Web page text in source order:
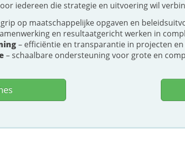
iedereen die strategie en uitvoering wil
op maatschappelijke opgaven en
en resultaatgericht werken in
– efficiëntie en transparantie in projecten en
– schaalbare ondersteuning voor grote en